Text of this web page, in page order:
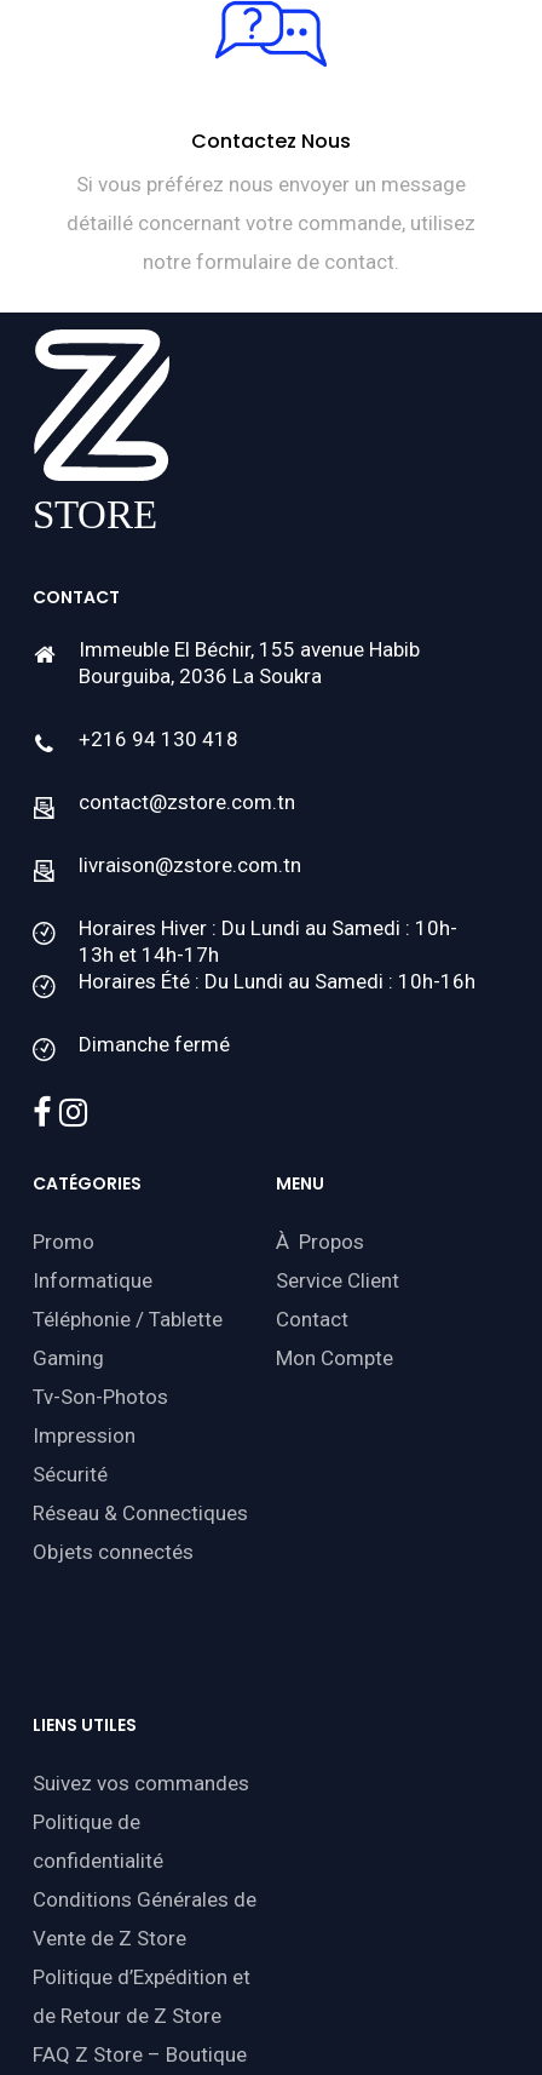
Contactez Nous
Si vous préférez nous envoyer un message
détaillé concernant votre commande, utilisez
notre formulaire de contact.
CONTACT
Immeuble El Béchir, 155 avenue Habib
Bourguiba, 2036 La Soukra
+216 94 130 418
contact@zstore.com.tn
livraison@zstore.com.tn
Horaires Hiver : Du Lundi au Samedi : 10h-
13h et 14h-17h
Horaires Été : Du Lundi au Samedi : 10h-16h
Dimanche fermé
facebook
instagram
CATÉGORIES
Promo
Informatique
Téléphonie / Tablette
Gaming
Tv-Son-Photos
Impression
Sécurité
Réseau & Connectiques
Objets connectés
MENU
À Propos
Service Client
Contact
Mon Compte
LIENS UTILES
Suivez vos commandes
Politique de
confidentialité
Conditions Générales de
Vente de Z Store
Politique d’Expédition et
de Retour de Z Store
FAQ Z Store – Boutique